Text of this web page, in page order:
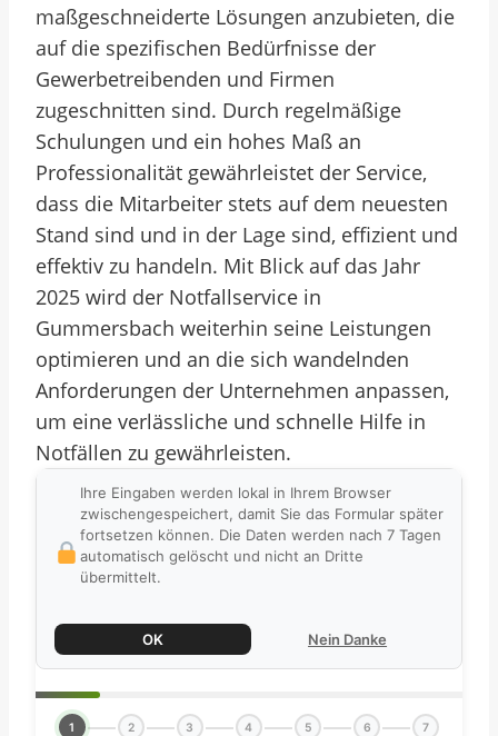
maßgeschneiderte Lösungen anzubieten, die
auf die spezifischen Bedürfnisse der
Gewerbetreibenden und Firmen
zugeschnitten sind. Durch regelmäßige
Schulungen und ein hohes Maß an
Professionalität gewährleistet der Service,
dass die Mitarbeiter stets auf dem neuesten
Stand sind und in der Lage sind, effizient und
effektiv zu handeln. Mit Blick auf das Jahr
2025 wird der Notfallservice in
Gummersbach weiterhin seine Leistungen
optimieren und an die sich wandelnden
Anforderungen der Unternehmen anpassen,
um eine verlässliche und schnelle Hilfe in
Notfällen zu gewährleisten.
Ihre Eingaben werden lokal in Ihrem Browser
zwischengespeichert, damit Sie das Formular später
fortsetzen können. Die Daten werden nach 7 Tagen
automatisch gelöscht und nicht an Dritte
übermittelt.
OK Nein Danke
1 2 3 4 5 6 7